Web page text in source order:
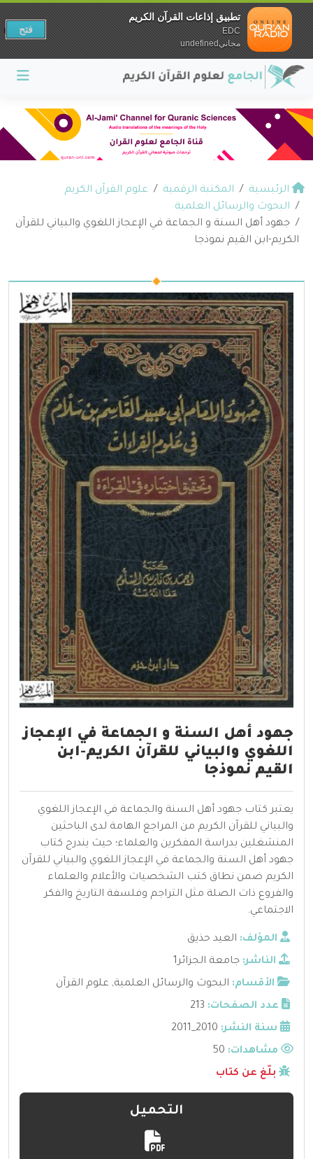
الرئيسية المكتبة الرقمية
علوم القرآن الكريم
البحوث والرسائل العلمية
جهود أهل السنة و الجماعة في الإعجاز اللغوي والبياني للقرآن
الكريم-ابن القيم نموذجا
جهود أهل السنة و الجماعة في الإعجاز
اللغوي والبياني للقرآن الكريم-ابن
القيم نموذجا
يعتبر كتاب جهود أهل السنة والجماعة في الإعجاز اللغوي
والبياني للقرآن الكريم من المراجع الهامة لدى الباحثين
المنشغلين بدراسة المفكرين والعلماء؛ حيث يندرج كتاب
جهود أهل السنة والجماعة في الإعجاز اللغوي والبياني للقرآن
الكريم ضمن نطاق كتب الشخصيات والأعلام والعلماء
والفروع ذات الصلة مثل التراجم وفلسفة التاريخ والفكر
الاجتماعي.
المؤلف: العيد حذيق
الناشر: جامعة الجزائر1
الأقسام: البحوث والرسائل العلمية, علوم القرآن
عدد الصفحات: 213
سنة النشر: 2010_2011
مشاهدات:
بلّغ عن كتاب
التحميل
تطبيق إذاعات القرآن الكريم
EDC
مجانيundefined
فتح